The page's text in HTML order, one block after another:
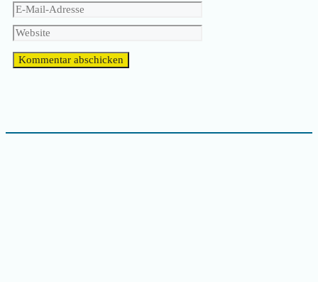
E-
Mail-
Adresse
Website